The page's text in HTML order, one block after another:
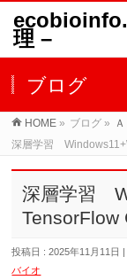
理 –
ブログ
HOME » ブログ »
深層学習
深層学習
TensorFlow
投稿日 : 2025年11月11日
バイオ